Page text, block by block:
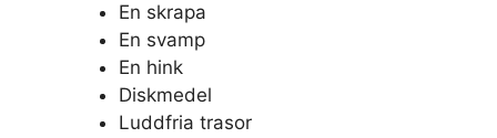
En skrapa
En svamp
En hink
Diskmedel
Luddfria trasor